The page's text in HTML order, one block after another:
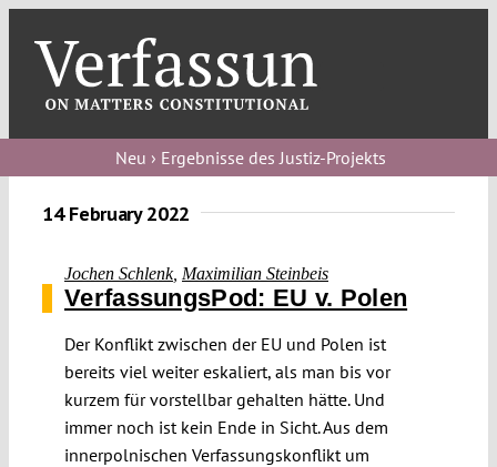
content
Neu › Ergebnisse des Justiz-Projekts
14 February 2022
Jochen Schlenk, Maximilian Steinbeis
VerfassungsPod: EU v. Polen
Der Konflikt zwischen der EU und Polen ist
bereits viel weiter eskaliert, als man bis vor
kurzem für vorstellbar gehalten hätte. Und
immer noch ist kein Ende in Sicht. Aus dem
innerpolnischen Verfassungskonflikt um